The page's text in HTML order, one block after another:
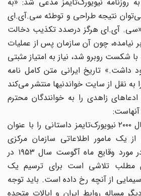
نتیجه طراحی و توطئه سی.آی.‌ای
آی.‌ای هرگز درصدد تکذیب دخالت
٢٨ مرداد بر نیامده‌، چون آن سازمان پس از عملیات
شکست روبرو شد‌، نیاز به امتیاز مثبتی
داشت.» تاریخ ایرانی متن کامل نامه
به نقل از سایت خواندنیها منتشر می‌کند
زاهدی را به خوانندگان محترم
شانزدهم ماه آوریل سال ۲۰۰۰ نیویورک‌تایمز داستانی را با عنوان
یک مامور اطلاعاتی سازمان مرکزی
اطلاعات آمریکا (سیا) در مورد وقایع ماه آگوست سال ١٩۵٣ در
مطلب تلاشی است برای ترسیم یک
از آنچه رخ داده است. باید توجه
مساله روابط ایران و ایالات متحده